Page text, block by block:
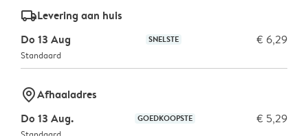
delivery_standard_v2Levering aan huis
Do 13 Aug
SNELSTE € 6,29
Standaard
marker-pinAfhaaladres
Do 13 Aug.
GOEDKOOPSTE € 5,29